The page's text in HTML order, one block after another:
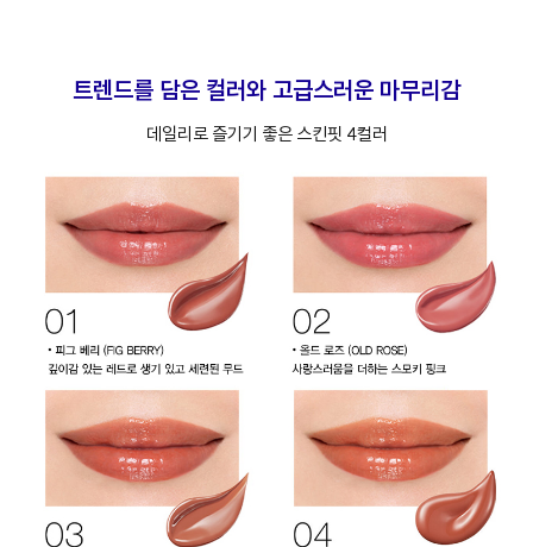
트렌드를 담은 컬러와 고급스러운 마무리감
데일리로 즐기기 좋은 스킨핏 4컬러